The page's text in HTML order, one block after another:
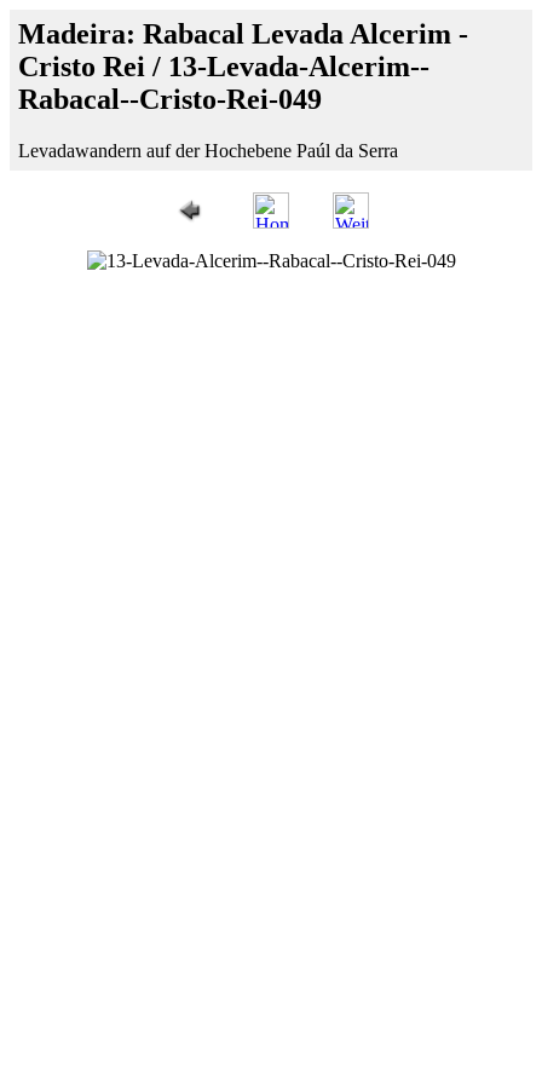
Madeira: Rabacal Levada Alcerim -
Cristo Rei / 13-Levada-Alcerim--
Rabacal--Cristo-Rei-049
Levadawandern auf der Hochebene Paúl da Serra